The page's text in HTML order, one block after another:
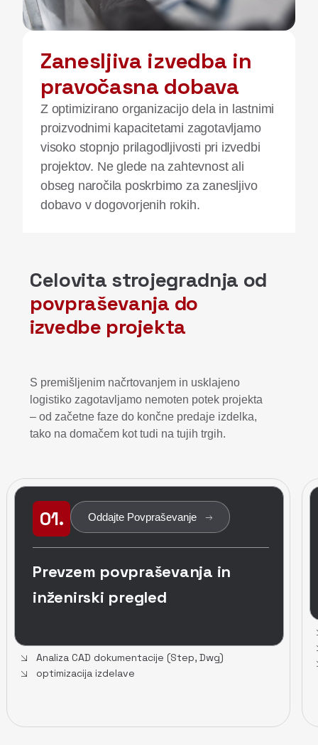
Zanesljiva izvedba in
pravočasna dobava
Z optimizirano organizacijo dela in lastnimi
proizvodnimi kapacitetami zagotavljamo
visoko stopnjo prilagodljivosti pri izvedbi
projektov. Ne glede na zahtevnost ali
obseg naročila poskrbimo za zanesljivo
dobavo v dogovorjenih rokih.
Celovita strojegradnja od
povpraševanja do
izvedbe projekta
S premišljenim načrtovanjem in usklajeno
logistiko zagotavljamo nemoten potek projekta
– od začetne faze do končne predaje izdelka,
tako na domačem kot tudi na tujih trgih.
01. Oddajte Povpraševanje
Prevzem povpraševanja in
inženirski pregled
Analiza CAD dokumentacije (Step, Dwg)
optimizacija izdelave